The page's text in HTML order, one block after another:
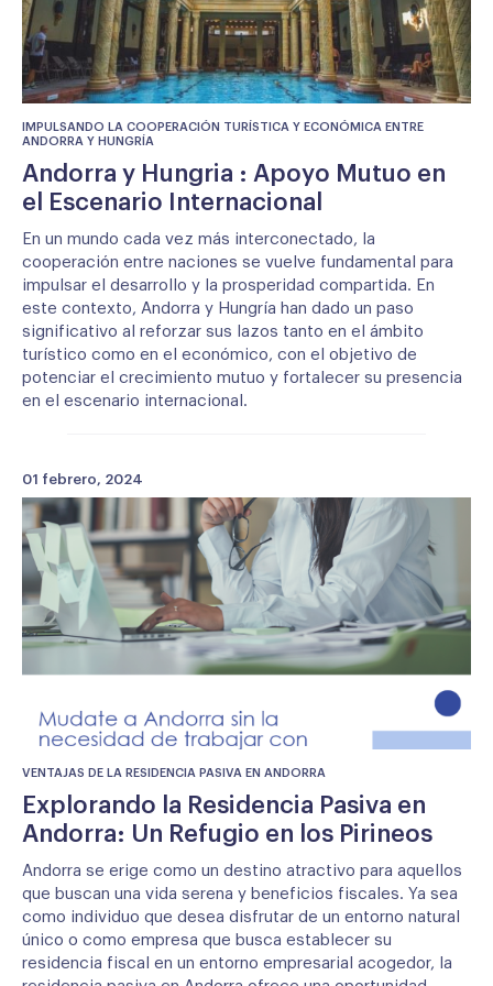
Andorra y Hungria : Apoyo Mutuo en
el Escenario Internacional
IMPULSANDO LA COOPERACIÓN TURÍSTICA Y ECONÓMICA ENTRE
ANDORRA Y HUNGRÍA
En un mundo cada vez más interconectado, la
cooperación entre naciones se vuelve fundamental para
impulsar el desarrollo y la prosperidad compartida. En
este contexto, Andorra y Hungría han dado un paso
significativo al reforzar sus lazos tanto en el ámbito
turístico como en el económico, con el objetivo de
potenciar el crecimiento mutuo y fortalecer su presencia
en el escenario internacional.
Explorando la Residencia Pasiva en
Andorra: Un Refugio en los Pirineos
VENTAJAS DE LA RESIDENCIA PASIVA EN ANDORRA
Andorra se erige como un destino atractivo para aquellos
que buscan una vida serena y beneficios fiscales. Ya sea
como individuo que desea disfrutar de un entorno natural
único o como empresa que busca establecer su
residencia fiscal en un entorno empresarial acogedor, la
01 febrero, 2024